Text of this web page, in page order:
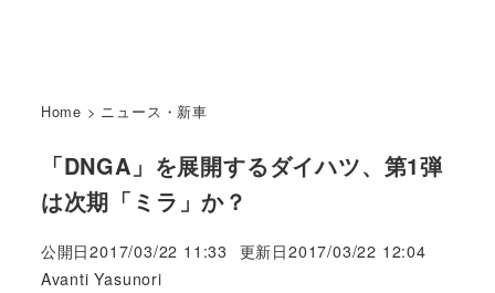
Home > ニュース・新車
「DNGA」を展開するダイハツ、第1弾
は次期「ミラ」か？
公開日2017/03/22 11:33 更新日2017/03/22 12:04
著
Avanti Yasunori